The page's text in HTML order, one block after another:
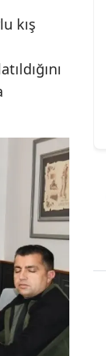
kış
Parasına, 40
Üretecek